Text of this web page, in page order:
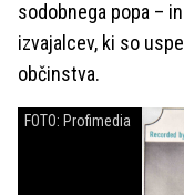
sodobnega popa –
izvajalcev, ki so
občinstva.
FOTO: Profimedia